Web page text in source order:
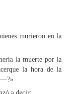
murieron en la
la muerte por la
la hora de la